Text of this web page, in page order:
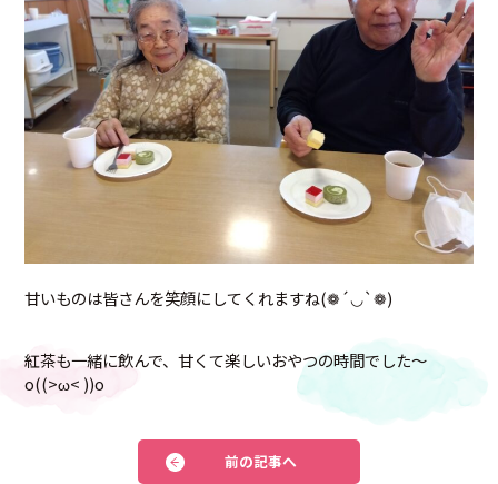
甘いものは皆さんを笑顔にしてくれますね(❁´◡`❁)
紅茶も一緒に飲んで、甘くて楽しいおやつの時間でした～
o((>ω< ))o
前の記事へ